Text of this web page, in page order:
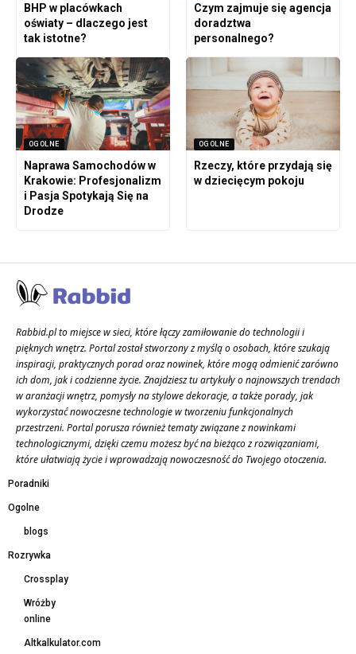
BHP w placówkach
oświaty – dlaczego jest
tak istotne?
Czym zajmuje się agencja
doradztwa
personalnego?
OGOLNE
Naprawa Samochodów w
Krakowie: Profesjonalizm
i Pasja Spotykają Się na
Drodze
OGOLNE
Rzeczy, które przydają się
w dziecięcym pokoju
Rabbid.pl to miejsce w sieci, które łączy zamiłowanie do technologii i
pięknych wnętrz. Portal został stworzony z myślą o osobach, które szukają
inspiracji, praktycznych porad oraz nowinek, które mogą odmienić zarówno
ich dom, jak i codzienne życie. Znajdziesz tu artykuły o najnowszych trendach
w aranżacji wnętrz, pomysły na stylowe dekoracje, a także porady, jak
wykorzystać nowoczesne technologie w tworzeniu funkcjonalnych
przestrzeni. Portal porusza również tematy związane z nowinkami
technologicznymi, dzięki czemu możesz być na bieżąco z rozwiązaniami,
które ułatwiają życie i wprowadzają nowoczesność do Twojego otoczenia.
Poradniki
Ogolne
blogs
Rozrywka
Crossplay
Wróżby
online
Altkalkulator.com